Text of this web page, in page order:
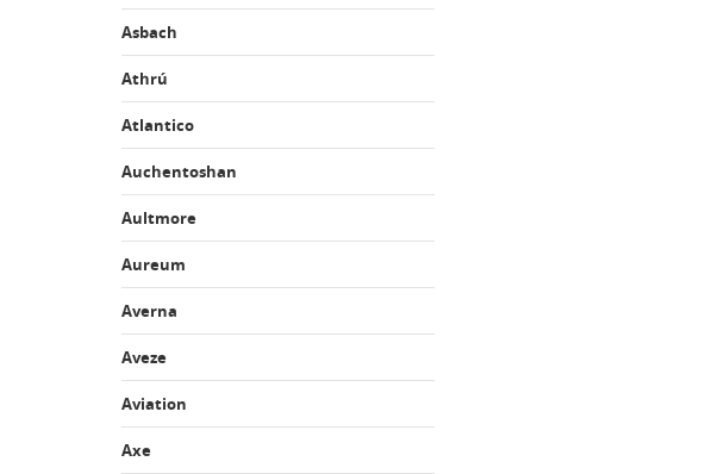
Asbach
Athrú
Atlantico
Auchentoshan
Aultmore
Aureum
Averna
Aveze
Aviation
Axe